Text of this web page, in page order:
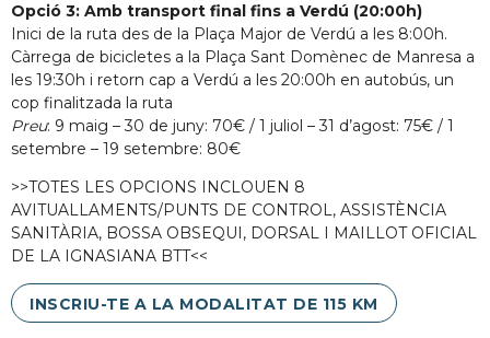
Opció 3: Amb transport final fins a Verdú (20:00h)
Inici de la ruta des de la Plaça Major de Verdú a les 8:00h.
Càrrega de bicicletes a la Plaça Sant Domènec de Manresa a
les 19:30h i retorn cap a Verdú a les 20:00h en autobús, un
cop finalitzada la ruta
Preu: 9 maig – 30 de juny: 70€ / 1 juliol – 31 d’agost: 75€ / 1
setembre – 19 setembre: 80€
>>TOTES LES OPCIONS INCLOUEN 8
AVITUALLAMENTS/PUNTS DE CONTROL, ASSISTÈNCIA
SANITÀRIA, BOSSA OBSEQUI, DORSAL I MAILLOT OFICIAL
DE LA IGNASIANA BTT<<
INSCRIU-TE A LA MODALITAT DE 115 KM